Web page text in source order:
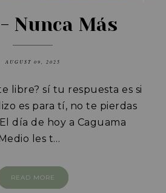
Nunca Más
AUGUST 09, 2025
libre? sí tu respuesta es si
es para tí, no te pierdas
día de hoy a Caguama
Medio les t…
READ MORE